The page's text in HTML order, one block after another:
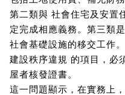
第二類與 社會住宅及安置
定完成相應義務。第三類
社會基礎設施的移交工作
建設秩序違規 的項目，必
屋者核發證書。
這一問題顯示，在實務上